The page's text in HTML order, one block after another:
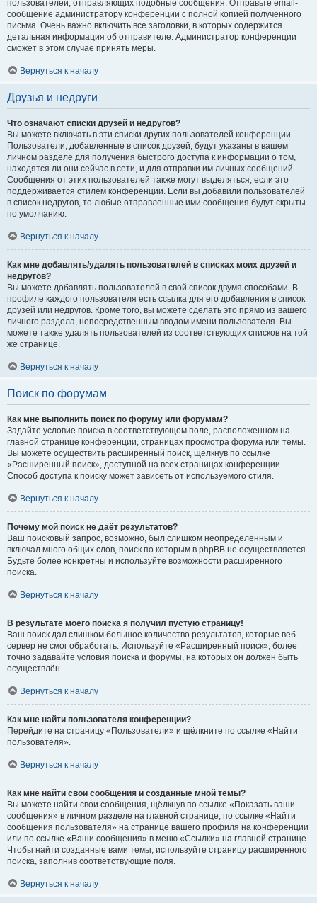
пользователей, отправляющих подобные сообщения. Отправьте email-
сообщение администратору конференции с полной копией полученного
письма. Очень важно включить все заголовки, в которых содержится
детальная информация об отправителе. Администратор конференции
сможет в этом случае принять меры.
Вернуться к началу
Друзья и недруги
Что означают списки друзей и недругов?
Вы можете включать в эти списки других пользователей конференции.
Пользователи, добавленные в список друзей, будут указаны в вашем
личном разделе для получения быстрого доступа к информации о том,
находятся ли они сейчас в сети, и для отправки им личных сообщений.
Сообщения от этих пользователей также могут выделяться, если это
поддерживается стилем конференции. Если вы добавили пользователей
в список недругов, то любые отправленные ими сообщения будут скрыты
по умолчанию.
Вернуться к началу
Как мне добавлять/удалять пользователей в списках моих друзей и
недругов?
Вы можете добавлять пользователей в свой список двумя способами. В
профиле каждого пользователя есть ссылка для его добавления в список
друзей или недругов. Кроме того, вы можете сделать это прямо из вашего
личного раздела, непосредственным вводом имени пользователя. Вы
можете также удалять пользователей из соответствующих списков на той
же странице.
Вернуться к началу
Поиск по форумам
Как мне выполнить поиск по форуму или форумам?
Задайте условие поиска в соответствующем поле, расположенном на
главной странице конференции, страницах просмотра форума или темы.
Вы можете осуществить расширенный поиск, щёлкнув по ссылке
«Расширенный поиск», доступной на всех страницах конференции.
Способ доступа к поиску может зависеть от используемого стиля.
Вернуться к началу
Почему мой поиск не даёт результатов?
Ваш поисковый запрос, возможно, был слишком неопределённым и
включал много общих слов, поиск по которым в phpBB не осуществляется.
Будьте более конкретны и используйте возможности расширенного
поиска.
Вернуться к началу
В результате моего поиска я получил пустую страницу!
Ваш поиск дал слишком большое количество результатов, которые веб-
сервер не смог обработать. Используйте «Расширенный поиск», более
точно задавайте условия поиска и форумы, на которых он должен быть
осуществлён.
Вернуться к началу
Как мне найти пользователя конференции?
Перейдите на страницу «Пользователи» и щёлкните по ссылке «Найти
пользователя».
Вернуться к началу
Как мне найти свои сообщения и созданные мной темы?
Вы можете найти свои сообщения, щёлкнув по ссылке «Показать ваши
сообщения» в личном разделе на главной странице, по ссылке «Найти
сообщения пользователя» на странице вашего профиля на конференции
или по ссылке «Ваши сообщения» в меню «Ссылки» на главной странице.
Чтобы найти созданные вами темы, используйте страницу расширенного
поиска, заполнив соответствующие поля.
Вернуться к началу